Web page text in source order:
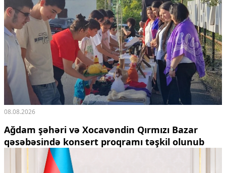
08.08.2026
Ağdam şəhəri və Xocavəndin Qırmızı Bazar
qəsəbəsində konsert proqramı təşkil olunub